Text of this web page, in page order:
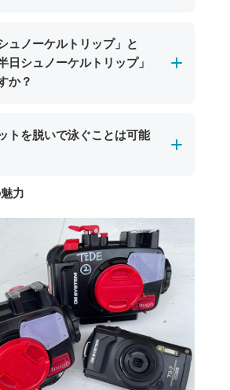
いるレンタルカメラ（期間限定
中）のご利用がおすすめです。
お声がけいただければ、その場
んど感じません。船酔いが心配
酔い止め薬の服用や十分な睡眠
いただくと、より快適に美しい
ければ、雨の日でもツアーは基
します。
天でも透明度が高く、濁って視
分にお楽しみいただけますので
。
ュノーケルトリップ」と
日シュノーケルトリップ」
か？
案内するポイント数が異なりま
ポット
で3～4スポット
トを脱いで泳ぐことは可能
点から、ライフジャケットを外
リングにご参加いただくことは
てのお客様にライフジャケット
ております。
力